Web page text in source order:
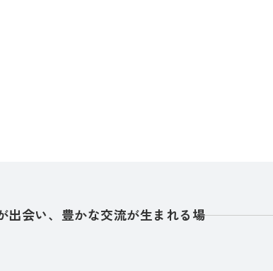
出会い、豊かな交流が生まれる場